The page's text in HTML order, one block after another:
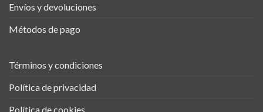
Envíos y devoluciones
Métodos de pago
Términos y condiciones
Política de privacidad
Política de cookies